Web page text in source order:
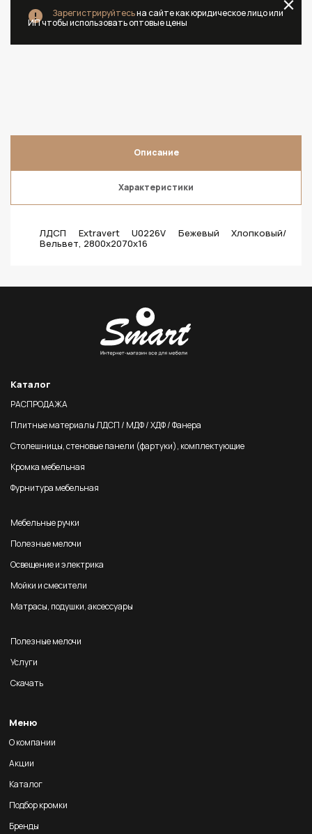
Зарегистрируйтесьна сайте как юридическое лицо или
ИП чтобы использовать оптовые цены
Описание
Характеристики
ЛДСП Extravert U0226V Бежевый Хлопковый/
Вельвет, 2800х2070х16
Каталог
РАСПРОДАЖА
Плитные материалы ЛДСП / МДФ / ХДФ / Фанера
Столешницы, стеновые панели (фартуки), комплектующие
Кромка мебельная
Фурнитура мебельная
Мебельные ручки
Полезные мелочи
Освещение и электрика
Мойки и смесители
Матрасы, подушки, аксессуары
Полезные мелочи
Услуги
Скачать
Меню
О компании
Акции
Каталог
Подбор кромки
Бренды